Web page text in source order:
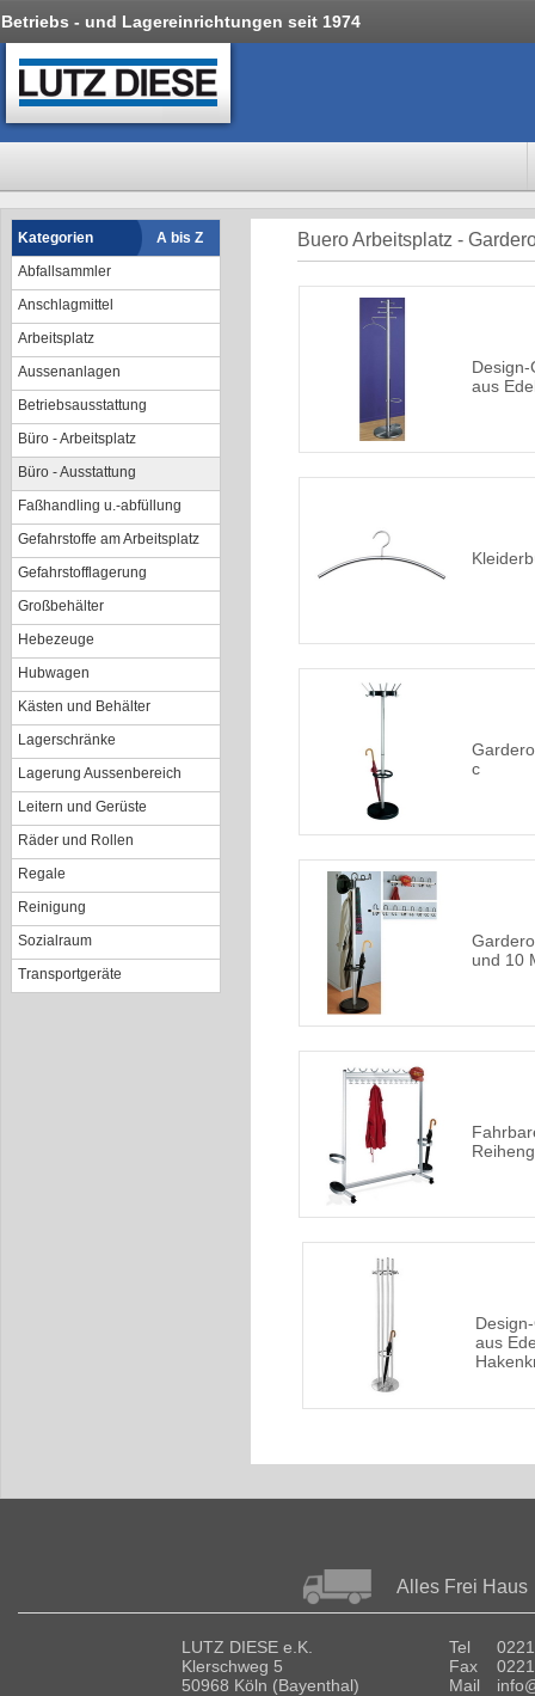
Betriebs - und Lagereinrichtungen seit 1974
Kategorien
A bis Z
Abfallsammler
Anschlagmittel
Arbeitsplatz
Aussenanlagen
Betriebsausstattung
Büro - Arbeitsplatz
Büro - Ausstattung
Faßhandling u.-abfüllung
Gefahrstoffe am Arbeitsplatz
Gefahrstofflagerung
Großbehälter
Hebezeuge
Hubwagen
Kästen und Behälter
Lagerschränke
Lagerung Aussenbereich
Leitern und Gerüste
Räder und Rollen
Regale
Reinigung
Sozialraum
Transportgeräte
Buero Arbeitsplatz -
aus
c
und 10
aus
Alles Frei Haus
LUTZ DIESE e.K.
Klerschweg 5
50968 Köln (Bayenthal)
Tel
Fax
Mail